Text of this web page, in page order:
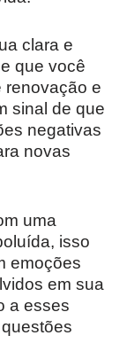
clara e
que você
renovação e
sinal de que
negativas
novas
uma
isso
emoções
em sua
a esses